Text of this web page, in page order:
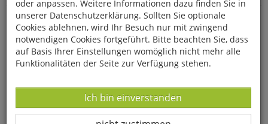
Sonnenschutz-Hut »Forrest«
oder anpassen. Weitere Informationen dazu finden Sie in
unserer Datenschutzerklärung. Sollten Sie optionale
Cookies ablehnen, wird Ihr Besuch nur mit zwingend
notwendigen Cookies fortgeführt. Bitte beachten Sie, dass
auf Basis Ihrer Einstellungen womöglich nicht mehr alle
Funktionalitäten der Seite zur Verfügung stehen.
Datenverarbeitung -
Ich bin einverstanden